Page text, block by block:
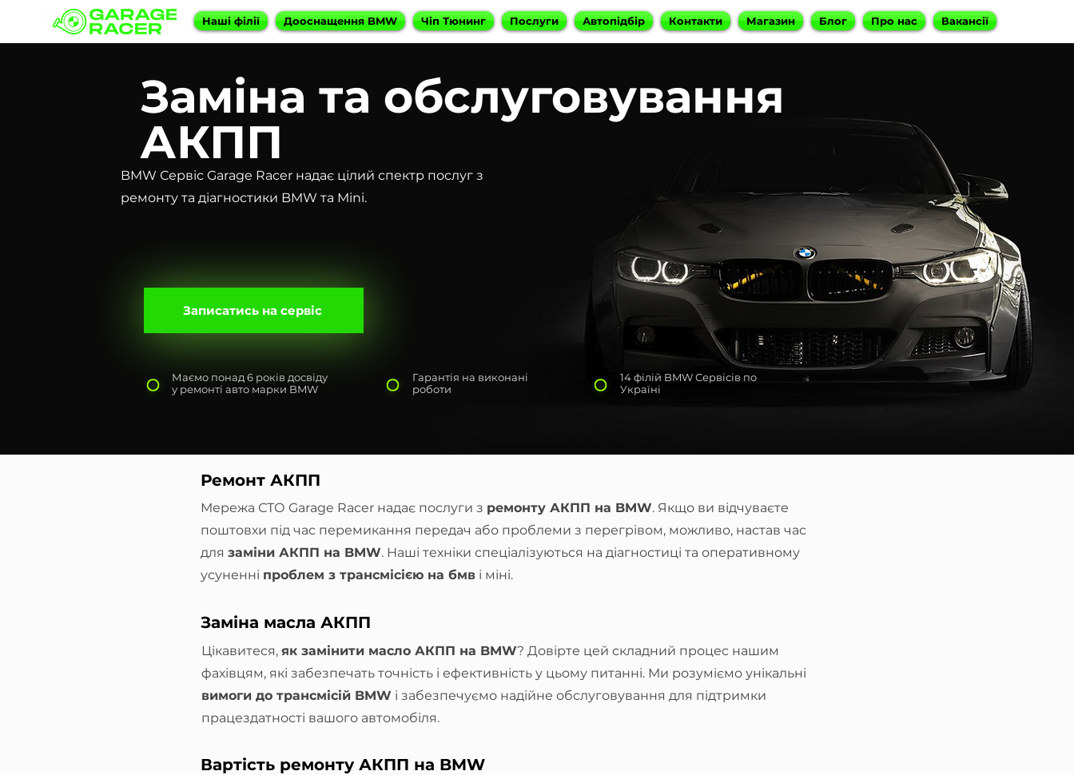
Наші філії Дооснащення BMW Чіп Тюнинг Послуги Автопідбір Контакти Магазин Блог Про нас Вакансії
Заміна та обслуговування
АКПП
BMW Сервіс Garage Racer надає цілий спектр послуг з
ремонту та діагностики BMW та Mini.
Записатись на сервіс
Маємо понад 6 років досвіду
у ремонті авто марки BMW
Гарантія на виконані
роботи
14 філій BMW Сервісів по
Україні
Ремонт АКПП
Мережа СТО Garage Racer надає послуги з ремонту АКПП на BMW. Якщо ви відчуваєте
поштовхи під час перемикання передач або проблеми з перегрівом, можливо, настав час
для заміни АКПП на BMW. Наші техніки спеціалізуються на діагностиці та оперативному
усуненні проблем з трансмісією на бмв і міні.
Заміна масла АКПП
Цікавитеся, як замінити масло АКПП на BMW? Довірте цей складний процес нашим
фахівцям, які забезпечать точність і ефективність у цьому питанні. Ми розуміємо унікальні
вимоги до трансмісій BMW і забезпечуємо надійне обслуговування для підтримки
працездатності вашого автомобіля.
Вартість ремонту АКПП на BMW